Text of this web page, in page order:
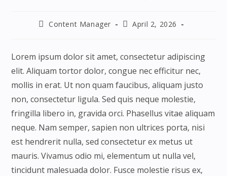
PostContent Manager
PostApril 2, 2026
Lorem ipsum dolor sit amet, consectetur adipiscing
elit. Aliquam tortor dolor, congue nec efficitur nec,
mollis in erat. Ut non quam faucibus, aliquam justo
non, consectetur ligula. Sed quis neque molestie,
fringilla libero in, gravida orci. Phasellus vitae aliquam
neque. Nam semper, sapien non ultrices porta, nisi
est hendrerit nulla, sed consectetur ex metus ut
mauris. Vivamus odio mi, elementum ut nulla vel,
tincidunt malesuada dolor. Fusce molestie risus ex,